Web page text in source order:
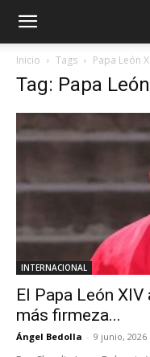
Inicio Tags Papa León
Tag: Papa
INTERNACIONAL
El Papa León
más firmeza...
Ángel Bedolla - 9 junio, 2026